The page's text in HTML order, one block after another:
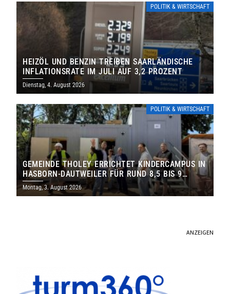
POLITIK & WIRTSCHAFT
HEIZÖL UND BENZIN TREIBEN SAARLÄNDISCHE
INFLATIONSRATE IM JULI AUF 3,2 PROZENT
Dienstag, 4. August 2026
POLITIK & WIRTSCHAFT
GEMEINDE THOLEY ERRICHTET KINDERCAMPUS IN
HASBORN-DAUTWEILER FÜR RUND 8,5 BIS 9
MILLIONEN EURO
Montag, 3. August 2026
ANZEIGEN